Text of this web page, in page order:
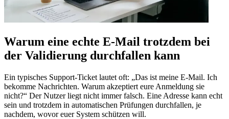
Warum eine echte E‑Mail trotzdem bei
der Validierung durchfallen kann
Ein typisches Support‑Ticket lautet oft: „Das ist meine E‑Mail. Ich
bekomme Nachrichten. Warum akzeptiert eure Anmeldung sie
nicht?“ Der Nutzer liegt nicht immer falsch. Eine Adresse kann echt
sein und trotzdem in automatischen Prüfungen durchfallen, je
nachdem, wovor euer System schützen will.